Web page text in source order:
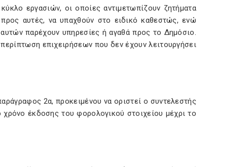
εργασιών, οι οποίες αντιμετωπίζουν ζητήματα
αυτές, να υπαχθούν στο ειδικό καθεστώς, ενώ
παρέχουν υπηρεσίες ή αγαθά προς το Δημόσιο.
επιχειρήσεων που δεν έχουν λειτουργήσει
2α, προκειμένου να οριστεί ο συντελεστής
έκδοσης του φορολογικού στοιχείου μέχρι το